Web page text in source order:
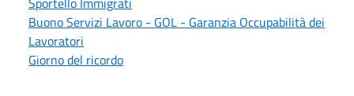
Buono Servizi Lavoro - GOL - Garanzia Occupabilità dei
Lavoratori
Giorno del ricordo